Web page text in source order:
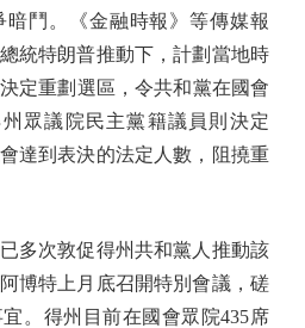
鬥。《金融時報》等傳媒報
統特朗普推動下，計劃當地時
定重劃選區，令共和黨在國會
眾議院民主黨籍議員則決定
達到表決的法定人數，阻撓重
次敦促得州共和黨人推動該
博特上月底召開特別會議，磋
。得州目前在國會眾院435席